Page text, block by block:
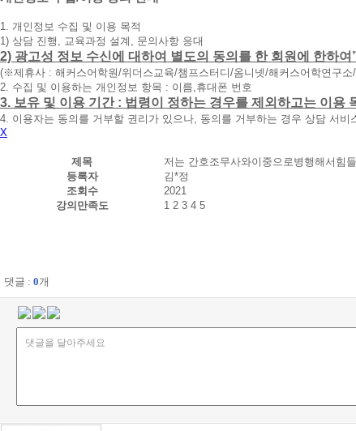
휴
대
폰
번
호
를
입
력
전
1. 개인정보 수집 및 이용 목적
1) 상담 진행, 교육과정 설계, 문의사항 응대
2) 광고성 정보 수신에 대하여 별도의 동의를 한 회원에 한하
(※제휴사 : 해커스어학원/위더스교육/챔프스터디/옴니넷/해커스어학연구
2. 수집 및 이용하는 개인정보 항목 : 이름,휴대폰 번호
3. 보유 및 이용 기간 : 법령이 정하는 경우를 제외하고는 이용
4. 이용자는 동의를 거부할 권리가 있으나, 동의를 거부하는 경우 상담 서비
X
제목
저는 간호조무사와이중으로병행해서힘
등록자
김*정
조회수
2021
강의만족도
1 2 3 4 5
댓글 : 0개